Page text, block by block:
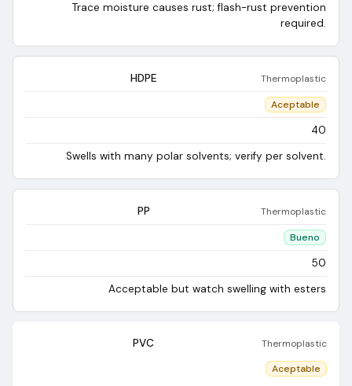
Trace moisture causes rust; flash-rust prevention
required.
HDPE Thermoplastic
Aceptable
40
Swells with many polar solvents; verify per solvent.
PP Thermoplastic
Bueno
50
Acceptable but watch swelling with esters
PVC
Thermoplastic
Aceptable